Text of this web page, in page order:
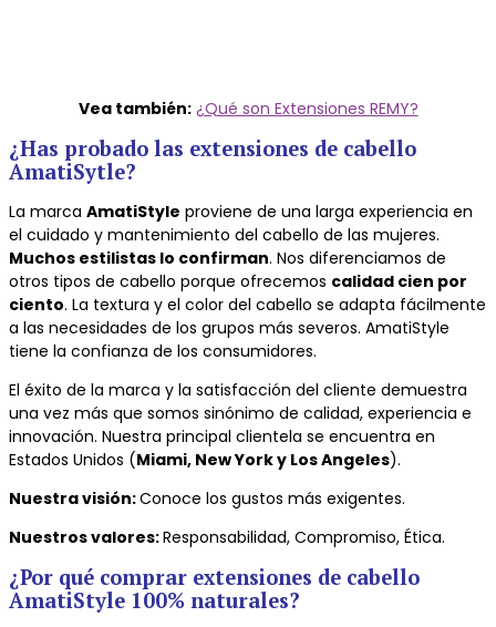
Vea también: ¿Qué son Extensiones REMY?
¿Has probado las extensiones de cabello
AmatiSytle?
La marca AmatiStyle proviene de una larga experiencia en
el cuidado y mantenimiento del cabello de las mujeres.
Muchos estilistas lo confirman. Nos diferenciamos de
otros tipos de cabello porque ofrecemos calidad cien por
ciento. La textura y el color del cabello se adapta fácilmente
a las necesidades de los grupos más severos. AmatiStyle
tiene la confianza de los consumidores.
El éxito de la marca y la satisfacción del cliente demuestra
una vez más que somos sinónimo de calidad, experiencia e
innovación. Nuestra principal clientela se encuentra en
Estados Unidos (Miami, New York y Los Angeles).
Nuestra visión:Conoce los gustos más exigentes.
Nuestros valores:Responsabilidad, Compromiso, Ética.
¿Por qué comprar extensiones de cabello
AmatiStyle 100% naturales?